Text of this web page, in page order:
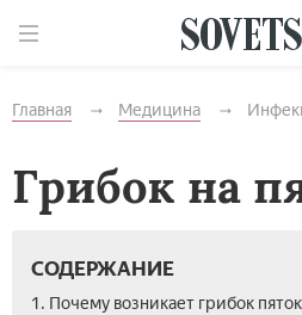
Главная Медицина
Грибок на
СОДЕРЖАНИЕ
1. Почему возникает грибок пяток